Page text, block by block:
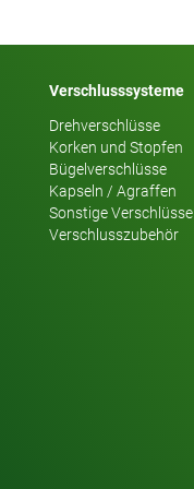
Verschlusssysteme
Drehverschlüsse
Korken und Stopfen
Bügelverschlüsse
Kapseln / Agraffen
Sonstige Verschlüsse
Verschlusszubehör